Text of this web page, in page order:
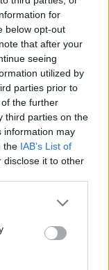
for
below opt-out
that after your
seeing
utilized by
parties prior to
the further
third parties on the
information may
the IAB’s List of
disclose it to other
la linea editoriale
I messaggi inclusi nei
singoli lettori che
preventivo. I commenti